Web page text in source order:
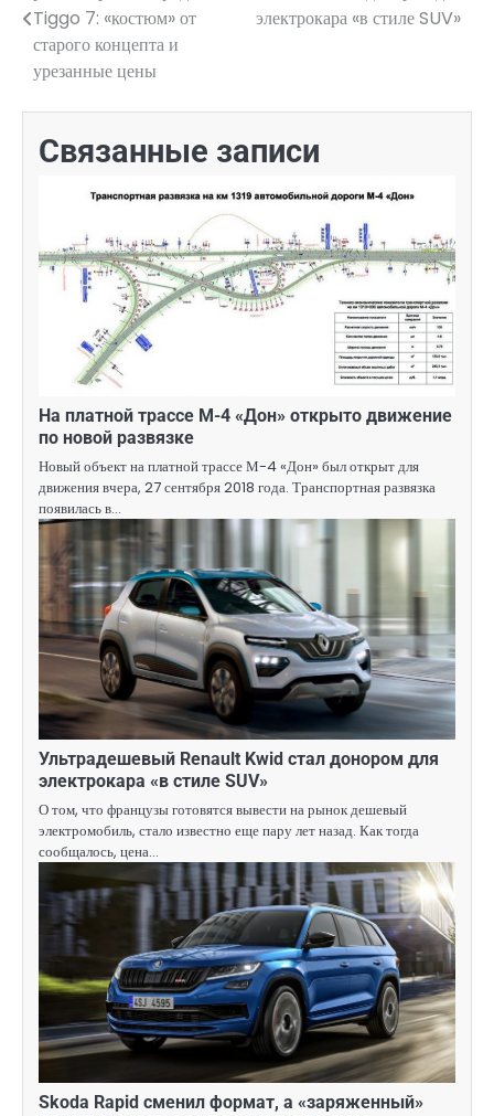
по
записям
Tiggo 7: «костюм» от
старого концепта и
урезанные цены
электрокара «в стиле SUV»
Связанные записи
На платной трассе М-4 «Дон» открыто движение
по новой развязке
Новый объект на платной трассе М-4 «Дон» был открыт для
движения вчера, 27 сентября 2018 года. Транспортная развязка
появилась в…
Ультрадешевый Renault Kwid стал донором для
электрокара «в стиле SUV»
О том, что французы готовятся вывести на рынок дешевый
электромобиль, стало известно еще пару лет назад. Как тогда
сообщалось, цена…
Skoda Rapid сменил формат, а «заряженный»